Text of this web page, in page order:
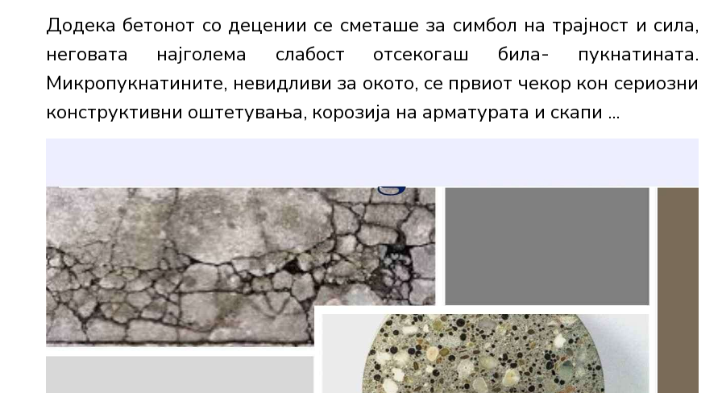
Додека бетонoт со децении се сметаше за симбол на трајност и сила,
неговата најголема слабост отсекогаш била- пукнатината.
Микропукнатините, невидливи за окото, се првиот чекор кон сериозни
конструктивни оштетувања, корозија на арматурата и скапи ...